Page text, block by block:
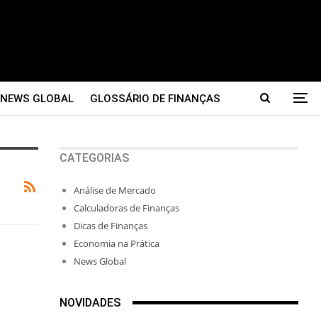
NEWS GLOBAL GLOSSÁRIO DE FINANÇAS
CATEGORIAS
Análise de Mercado
Calculadoras de Finanças
Dicas de Finanças
Economia na Prática
News Global
NOVIDADES